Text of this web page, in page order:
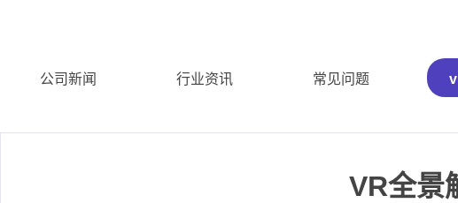
公司新闻 行业资讯 常见问题
VR全景